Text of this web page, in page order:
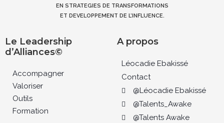
EN STRATEGIES DE TRANSFORMATIONS
ET DEVELOPPEMENT DE L’INFLUENCE.
Le Leadership
d’Alliances©
Accompagner
Valoriser
Outils
Formation
A propos
Léocadie Ebakissé
Contact
@Léocadie Ebakissé
@Talents_Awake
@Talents Awake